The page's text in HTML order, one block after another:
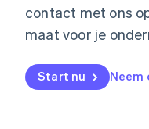
contact met ons
maat voor je
Start nu Neem
Nederland
NederlandsEnglish
English
Noorwegen